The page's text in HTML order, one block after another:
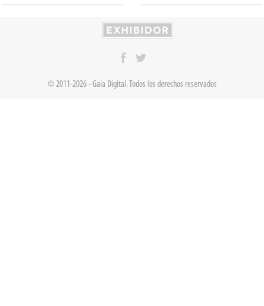
© 2011-2026 - Gaia Digital. Todos los derechos reservados